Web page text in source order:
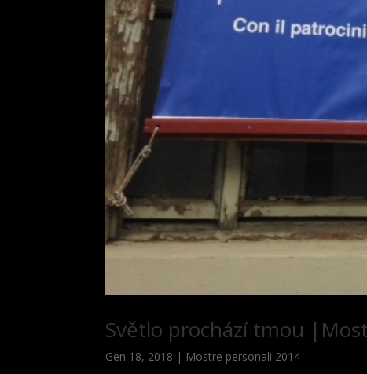
Světlo prochází tmou
Gen 18, 2018 | Mostre personali 2014